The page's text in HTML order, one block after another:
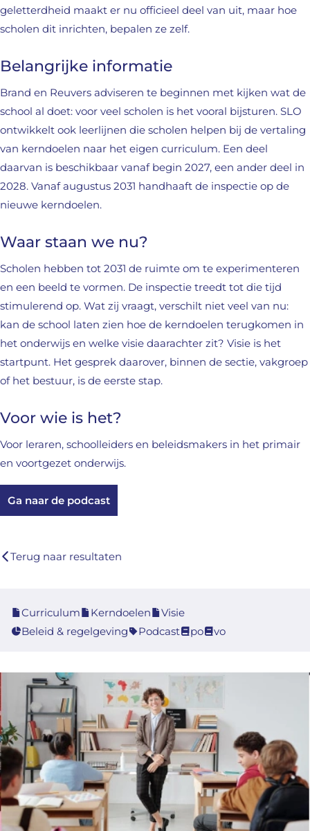
geletterdheid maakt er nu officieel deel van uit, maar hoe
scholen dit inrichten, bepalen ze zelf.
Belangrijke informatie
Brand en Reuvers adviseren te beginnen met kijken wat de
school al doet: voor veel scholen is het vooral bijsturen. SLO
ontwikkelt ook leerlijnen die scholen helpen bij de vertaling
van kerndoelen naar het eigen curriculum. Een deel
daarvan is beschikbaar vanaf begin 2027, een ander deel in
2028. Vanaf augustus 2031 handhaaft de inspectie op de
nieuwe kerndoelen.
Waar staan we nu?
Scholen hebben tot 2031 de ruimte om te experimenteren
en een beeld te vormen. De inspectie treedt tot die tijd
stimulerend op. Wat zij vraagt, verschilt niet veel van nu:
kan de school laten zien hoe de kerndoelen terugkomen in
het onderwijs en welke visie daarachter zit? Visie is het
startpunt. Het gesprek daarover, binnen de sectie, vakgroep
of het bestuur, is de eerste stap.
Voor wie is het?
Voor leraren, schoolleiders en beleidsmakers in het primair
en voortgezet onderwijs.
Ga naar de podcast
Terug naar resultaten
Curriculum Kerndoelen
Visie
Beleid & regelgeving
Podcast po vo